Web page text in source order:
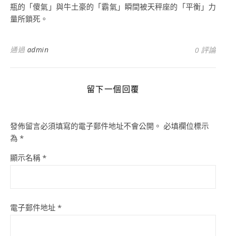
瓶的「傻氣」與牛土豪的「霸氣」瞬間被天秤座的「平衡」力
量所鎖死。
通過 admin 0 評論
留下一個回覆
發佈留言必須填寫的電子郵件地址不會公開。 必填欄位標示
為 *
顯示名稱 *
電子郵件地址 *